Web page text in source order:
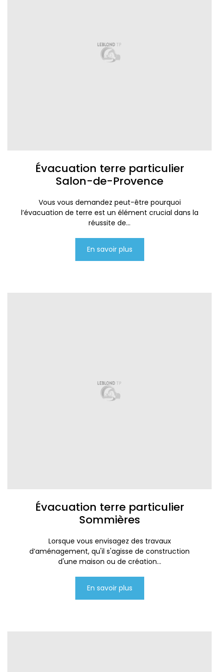
Évacuation terre particulier
Salon-de-Provence
Vous vous demandez peut-être pourquoi
l’évacuation de terre est un élément crucial dans la
réussite de...
En savoir plus
Évacuation terre particulier
Sommières
Lorsque vous envisagez des travaux
d’aménagement, qu'il s'agisse de construction
d'une maison ou de création...
En savoir plus